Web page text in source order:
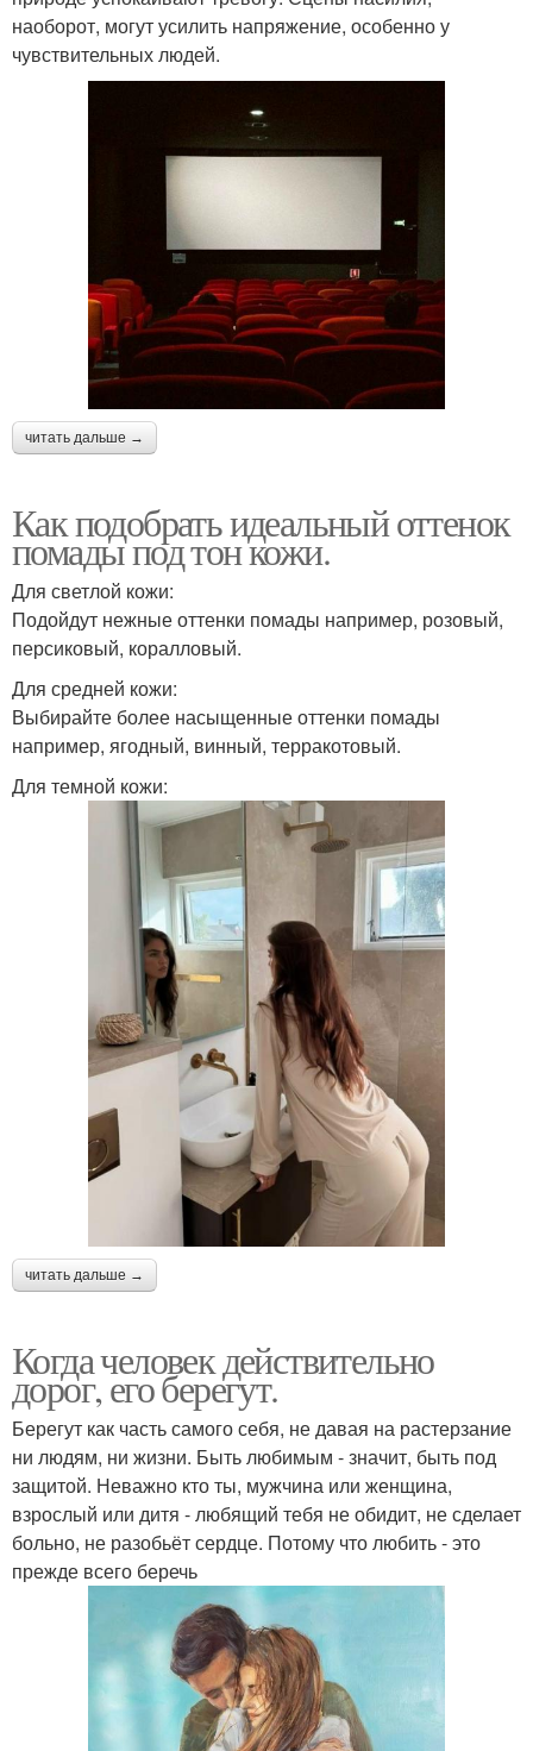
наоборот, могут усилить напряжение, особенно у
чувствительных людей.
читать дальше →
Как подобрать идеальный оттенок
помады под тон кожи.
Для светлой кожи:
Подойдут нежные оттенки помады например, розовый,
персиковый, коралловый.
Для средней кожи:
Выбирайте более насыщенные оттенки помады
например, ягодный, винный, терракотовый.
Для темной кожи:
читать дальше →
Когда человек действительно
дорог, его берегут.
Берегут как часть самого себя, не давая на растерзание
ни людям, ни жизни. Быть любимым - значит, быть под
защитой. Неважно кто ты, мужчина или женщина,
взрослый или дитя - любящий тебя не обидит, не сделает
больно, не разобьёт сердце. Потому что любить - это
прежде всего беречь